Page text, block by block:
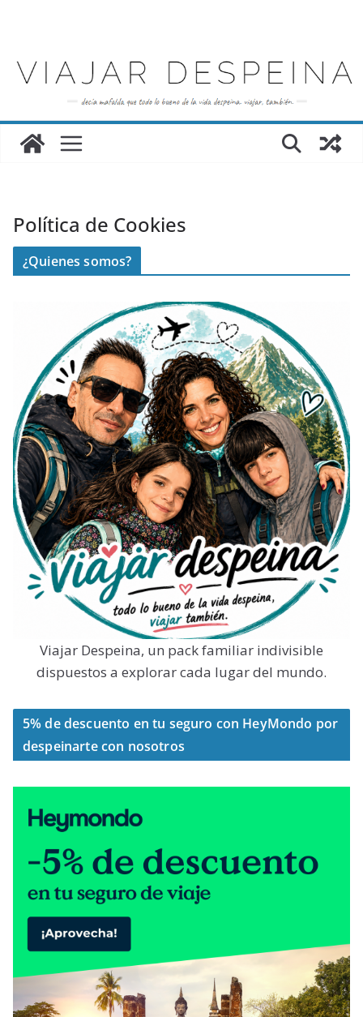
Política de Cookies
¿Quienes somos?
Viajar Despeina, un pack familiar indivisible
dispuestos a explorar cada lugar del mundo.
5% de descuento en tu seguro con HeyMondo por
despeinarte con nosotros